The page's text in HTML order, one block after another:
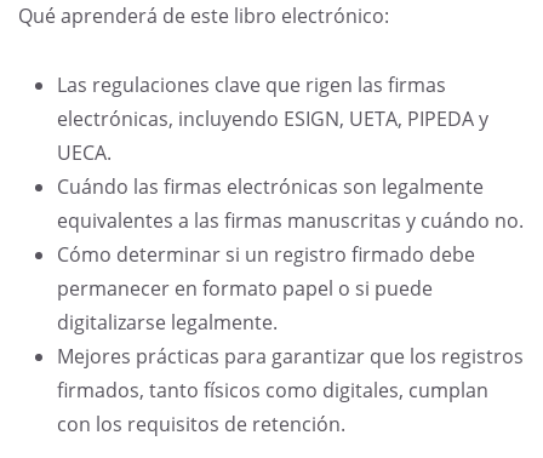
Qué aprenderá de este libro electrónico:
Las regulaciones clave que rigen las firmas
electrónicas, incluyendo ESIGN, UETA, PIPEDA y
UECA.
Cuándo las firmas electrónicas son legalmente
equivalentes a las firmas manuscritas y cuándo no.
Cómo determinar si un registro firmado debe
permanecer en formato papel o si puede
digitalizarse legalmente.
Mejores prácticas para garantizar que los registros
firmados, tanto físicos como digitales, cumplan
con los requisitos de retención.